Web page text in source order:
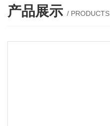
产品展示 / PRODUCTS